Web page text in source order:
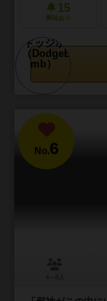
15
興味あり
No.6